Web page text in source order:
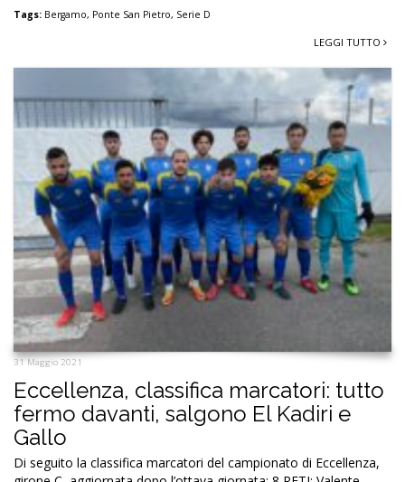
Tags: Bergamo, Ponte San Pietro, Serie D
LEGGI TUTTO
31 Maggio 2021
Eccellenza, classifica marcatori: tutto
fermo davanti, salgono El Kadiri e
Gallo
Di seguito la classifica marcatori del campionato di Eccellenza,